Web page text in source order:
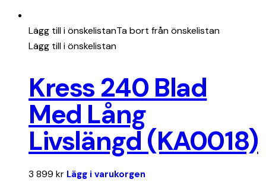
Lägg till i önskelistanTa bort från önskelistan
Lägg till i önskelistan
Kress 240 Blad
Med Lång
Livslängd (KA0018)
3 899 kr Lägg i varukorgen